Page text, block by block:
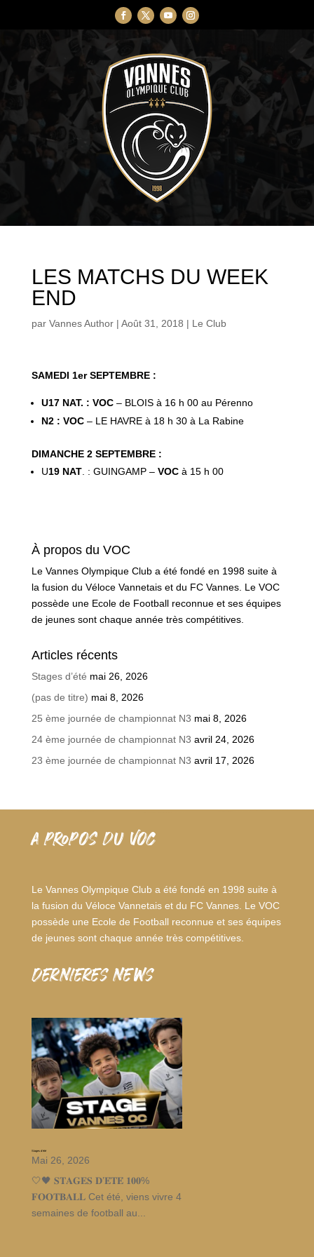
LES MATCHS DU WEEK
END
par Vannes Author| Août 31, 2018 | Le Club
SAMEDI 1er SEPTEMBRE :
U17 NAT. : VOC– BLOIS à 16 h 00 au Pérenno
N2 : VOC– LE HAVRE à 18 h 30 à La Rabine
DIMANCHE 2 SEPTEMBRE :
U19 NAT. : GUINGAMP – VOCà 15 h 00
À propos du VOC
Le Vannes Olympique Club a été fondé en 1998 suite à
la fusion du Véloce Vannetais et du FC Vannes. Le VOC
possède une Ecole de Football reconnue et ses équipes
de jeunes sont chaque année très compétitives.
Articles récents
Stages d’été mai 26, 2026
(pas de titre) mai 8, 2026
25 ème journée de championnat N3 mai 8, 2026
24 ème journée de championnat N3 avril 24, 2026
23 ème journée de championnat N3 avril 17, 2026
A PROPOS DU VOC
Le Vannes Olympique Club a été fondé en 1998 suite à
la fusion du Véloce Vannetais et du FC Vannes. Le VOC
possède une Ecole de Football reconnue et ses équipes
de jeunes sont chaque année très compétitives.
dernieres news
Stages d’été
Mai 26, 2026
🤍🖤 𝐒𝐓𝐀𝐆𝐄𝐒 𝐃’𝐄́𝐓𝐄́ 𝟏𝟎𝟎%
𝐅𝐎𝐎𝐓𝐁𝐀𝐋𝐋 Cet été, viens vivre 4
semaines de football au...